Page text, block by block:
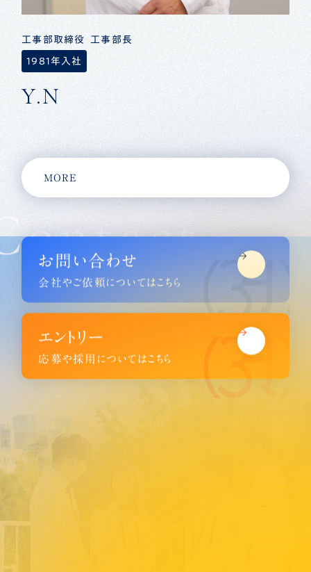
工事部取締役 工事部長
1981年入社
Y.N
MORE
お問い合わせ
会社やご依頼についてはこちら
エントリー
応募や採用についてはこちら